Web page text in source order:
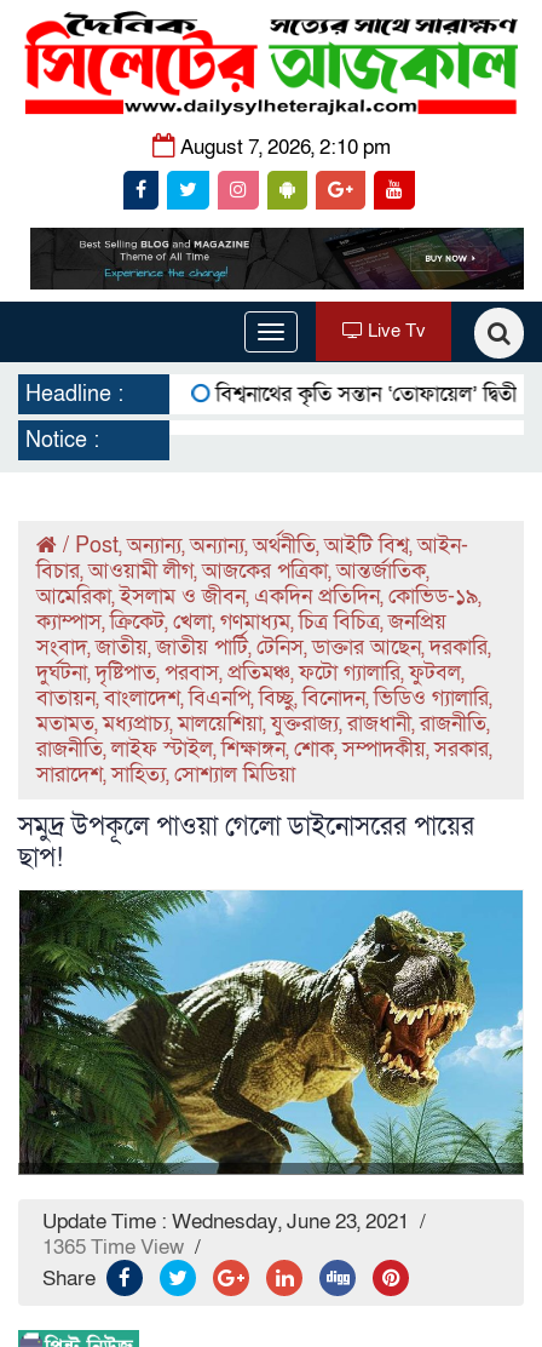
August 7, 2026, 2:10 pm
Toggle
navigation
Live Tv
Headline :
বিশ্বনাথের কৃতি সন্তান ‘তোফায়েল’ দ্বিতীয়
Notice :
/ Post,অন্যান্য,অন্যান্য,অর্থনীতি,আইটি বিশ্ব,আইন-
বিচার,আওয়ামী লীগ,আজকের পত্রিকা,আন্তর্জাতিক,
আমেরিকা,ইসলাম ও জীবন, একদিন প্রতিদিন,কোভিড-১৯,
ক্যাম্পাস,ক্রিকেট,খেলা,গণমাধ্যম,চিত্র বিচিত্র,জনপ্রিয়
সংবাদ,জাতীয়,জাতীয় পার্টি,টেনিস,ডাক্তার আছেন,দরকারি,
দুর্ঘটনা,দৃষ্টিপাত,পরবাস,প্রতিমঞ্চ,ফটো গ্যালারি,ফুটবল,
বাতায়ন,বাংলাদেশ,বিএনপি,বিচ্ছু,বিনোদন,ভিডিও গ্যালারি,
মতামত,মধ্যপ্রাচ্য,মালয়েশিয়া,যুক্তরাজ্য,রাজধানী,রাজনীতি,
রাজনীতি,লাইফ স্টাইল,শিক্ষাঙ্গন,শোক,সম্পাদকীয়,সরকার,
সারাদেশ,সাহিত্য,সোশ্যাল মিডিয়া
সমুদ্র উপকূলে পাওয়া গেলো ডাইনোসরের পায়ের
ছাপ!
Update Time : Wednesday, June 23, 2021 /
1365 Time View /
Share